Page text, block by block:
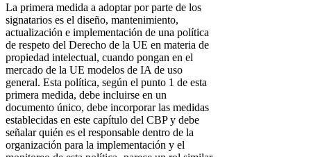
La primera medida a adoptar por parte de los
signatarios es el diseño, mantenimiento,
actualización e implementación de una política
de respeto del Derecho de la UE en materia de
propiedad intelectual, cuando pongan en el
mercado de la UE modelos de IA de uso
general. Esta política, según el punto 1 de esta
primera medida, debe incluirse en un
documento único, debe incorporar las medidas
establecidas en este capítulo del CBP y debe
señalar quién es el responsable dentro de la
organización para la implementación y el